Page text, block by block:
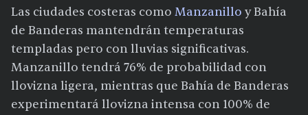
Las ciudades costeras como Manzanillo y Bahía
de Banderas mantendrán temperaturas
templadas pero con lluvias significativas.
Manzanillo tendrá 76% de probabilidad con
llovizna ligera, mientras que Bahía de Banderas
experimentará llovizna intensa con 100% de